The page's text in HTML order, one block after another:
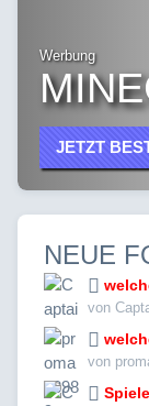
Werbung
JETZT
NEUE
von
von